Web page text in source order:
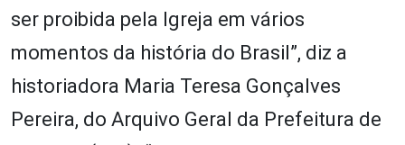
ser proibida pela Igreja em vários
momentos da história do Brasil”, diz a
historiadora Maria Teresa Gonçalves
Pereira, do Arquivo Geral da Prefeitura de